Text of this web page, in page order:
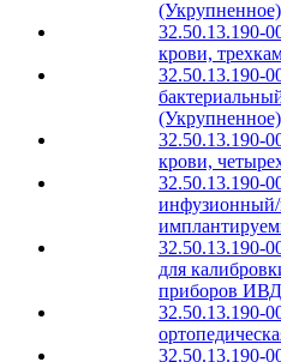
(Укрупненное)
32.50.13.190-
крови,
32.50.13.190-
(Укрупненное)
32.50.13.190-
крови,
32.50.13.190-
32.50.13.190-
для
приборов
32.50.13.190-
32.50.13.190-